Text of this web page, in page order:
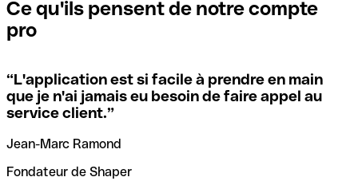
signifie que vous avez le code de l'une des succursales
locales.
Si vous n'êtes pas sûr du code SWIFT que vous devriez
utiliser, nous avons développé un outil de recherche de
codes SWIFT par nom de banque.
vérification/recherche de codes SWIFT. Ainsi, vous pouvez
trouver et vérifier vos codes SWIFT avant de réaliser vos
transferts d’argent.
Ce qu'ils pensent de notre compte
pro
“L'application est si facile à prendre en main
que je n'ai jamais eu besoin de faire appel au
service client.”
Jean-Marc Ramond
Fondateur de Shaper